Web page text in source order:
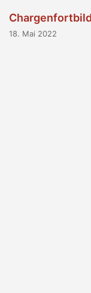
18. Mai 2022